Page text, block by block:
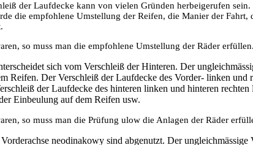
der Laufdecke kann von vielen Gründen herbeigerufen sein.
die empfohlene Umstellung der Reifen, die Manier der Fahrt,
so muss man die empfohlene Umstellung der Räder erfüllen.
sich vom Verschleiß der Hinteren. Der
Reifen. Der Verschleiß der Laufdecke des Vorder- linken und
der Laufdecke des hinteren linken und hinteren rechten
Einbeulung auf dem Reifen usw.
so muss man die Prüfung ulow die Anlagen der Räder
neodinakowy sind abgenutzt. Der ungleichmässige